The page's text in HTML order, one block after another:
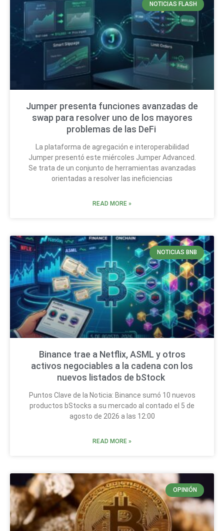
NOTICIAS FLASH
Jumper presenta funciones avanzadas de
swap para resolver uno de los mayores
problemas de las DeFi
La plataforma de agregación e interoperabilidad
Jumper presentó este miércoles Jumper Advanced.
Se trata de un conjunto de herramientas avanzadas
orientadas a resolver las ineficiencias
READ MORE »
NOTICIAS BNB
Binance trae a Netflix, ASML y otros
activos negociables a la cadena con los
nuevos listados de bStock
Puntos Clave de la Noticia: Binance sumó 10 nuevos
productos bStocks a su mercado al contado el 5 de
agosto de 2026 a las 12:00
READ MORE »
OPINIÓN